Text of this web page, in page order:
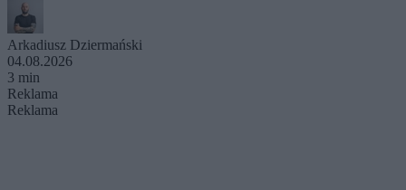
Arkadiusz Dziermański
04.08.2026
3 min
Reklama
Reklama